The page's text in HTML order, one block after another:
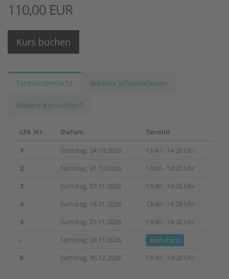
110,00 EUR
Kurs buchen
Terminübersicht Weitere Informationen
Andere Kurszeiten?
Lfd. Nr. Datum
Termin
1
Samstag, 24.10.2026
13:40 - 14:20 Uhr
2
Samstag, 31.10.2026
13:40 - 14:20 Uhr
3
Samstag, 07.11.2026
13:40 - 14:20 Uhr
4
Samstag, 14.11.2026
13:40 - 14:20 Uhr
5
Samstag, 21.11.2026
13:40 - 14:20 Uhr
-
Samstag, 28.11.2026
Kein Kurs!
6
Samstag, 05.12.2026 13:40 - 14:20 Uhr